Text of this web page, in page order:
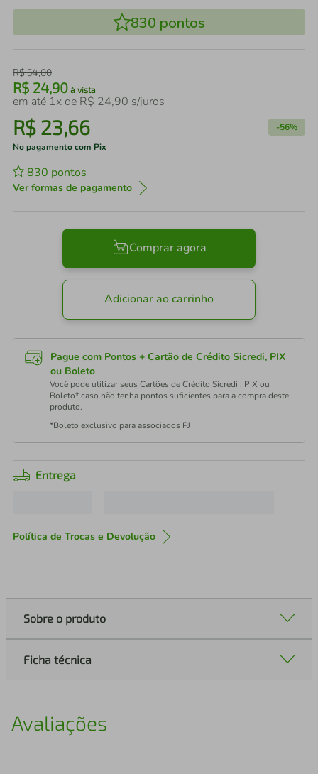
830 pontos
R$54,00
R$ 24,90 à vista
em até 1x de R$ 24,90 s/juros
R$ 23,66 -56%
No pagamento com Pix
830 pontos
Ver formas de pagamento
Comprar agora
Adicionar ao carrinho
Pague com Pontos + Cartão de Crédito Sicredi, PIX
ou Boleto
Você pode utilizar seus Cartões de Crédito Sicredi , PIX ou
Boleto* caso não tenha pontos suficientes para a compra deste
produto.
*Boleto exclusivo para associados PJ
Entrega
Política de Trocas e Devolução
Sobre o produto
Ficha técnica
Avaliações